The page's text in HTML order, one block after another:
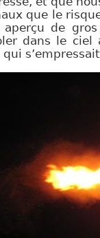
que le
aperçu de gros
dans le